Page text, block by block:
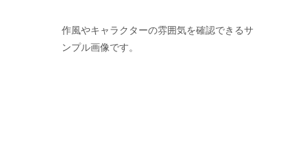
作風やキャラクターの雰囲気を確認できるサ
ンプル画像です。